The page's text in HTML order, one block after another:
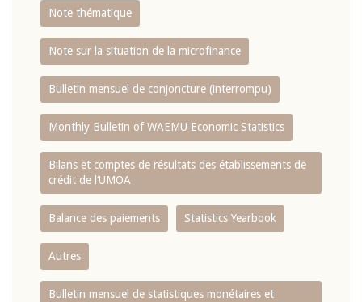
Note thématique
Note sur la situation de la microfinance
Bulletin mensuel de conjoncture (interrompu)
Monthly Bulletin of WAEMU Economic Statistics
Bilans et comptes de résultats des établissements de
crédit de l‘UMOA
Balance des paiements Statistics Yearbook
Autres
Bulletin mensuel de statistiques monétaires et